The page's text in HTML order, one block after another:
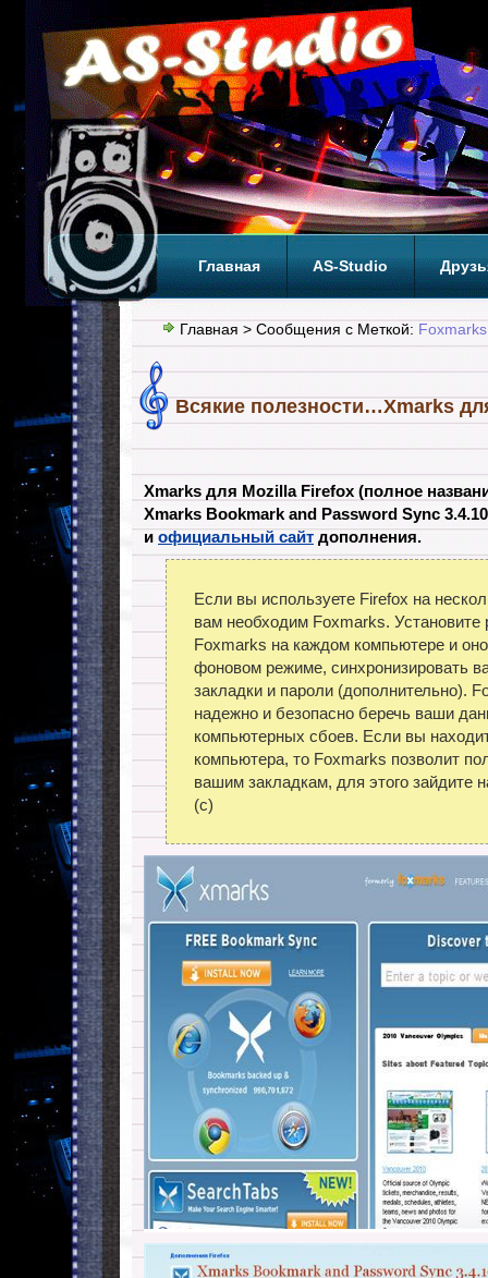
Главная AS-Studio
Теги ТОП
Главная > Сообщения с Меткой: Foxmarks
Всякие полезности…Xmarks
Xmarks для Mozilla Firefox (полное
Xmarks Bookmark and Password Sync
и официальный сайт дополнения.
Если вы используете Firefox на
вам необходим Foxmarks. Установите
Foxmarks на каждом компьютере и
фоновом режиме, синхронизировать
закладки и пароли (дополнительно).
надежно и безопасно беречь ваши
компьютерных сбоев. Если вы
компьютера, то Foxmarks позволит
вашим закладкам, для этого зайдите
(с)